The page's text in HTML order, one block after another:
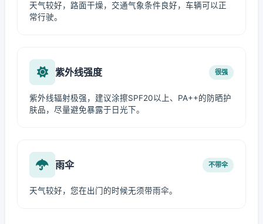
天气较好，路面干燥，交通气象条件良好，车辆可以正
常行驶。
紫外线强度 很强
紫外线辐射极强，建议涂擦SPF20以上、PA++的防晒护
肤品，尽量避免暴露于日光下。
雨伞 不带伞
天气较好，您在出门的时候无须带雨伞。